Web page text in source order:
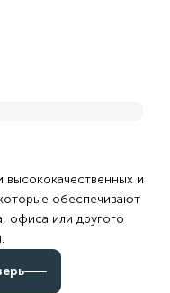
и
обеспечивают
офиса или другого